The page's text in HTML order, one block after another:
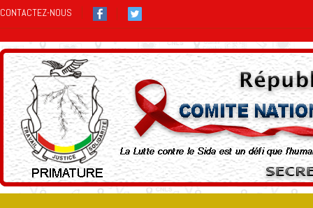
CONTACTEZ-NOUS